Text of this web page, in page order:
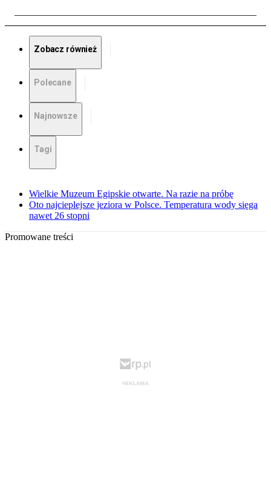
Zobacz również
Polecane
Najnowsze
Tagi
Wielkie Muzeum Egipskie otwarte. Na razie na próbę
Oto najcieplejsze jeziora w Polsce. Temperatura wody sięga
nawet 26 stopni
Promowane treści